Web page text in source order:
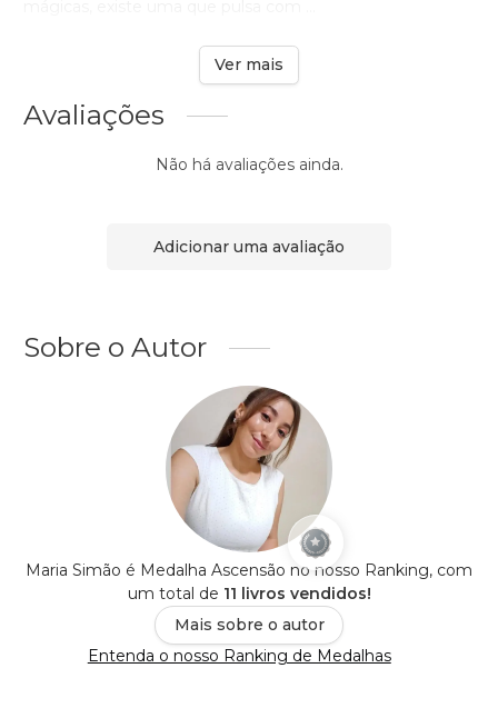
Ver mais
Avaliações
Não há avaliações ainda.
Adicionar uma avaliação
Sobre o Autor
Maria Simão é Medalha Ascensão no nosso Ranking, com
um total de 11 livros vendidos!
Mais sobre o autor
Entenda o nosso Ranking de Medalhas